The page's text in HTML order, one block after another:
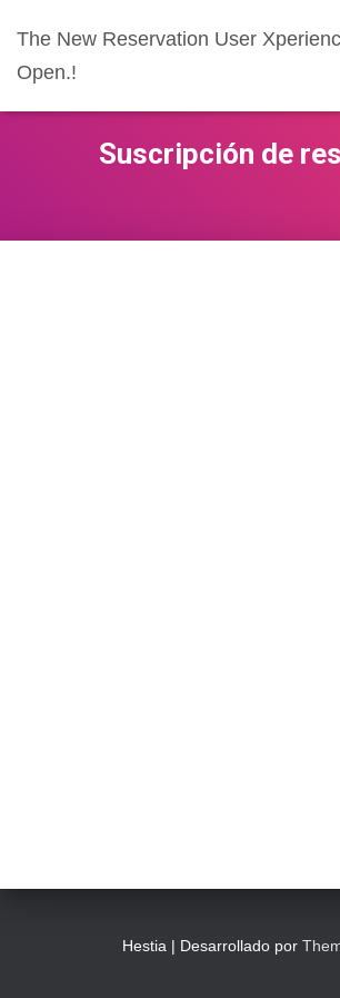
The New Reservation User
Open.!
Suscripción de
Hestia | Desarrollado por